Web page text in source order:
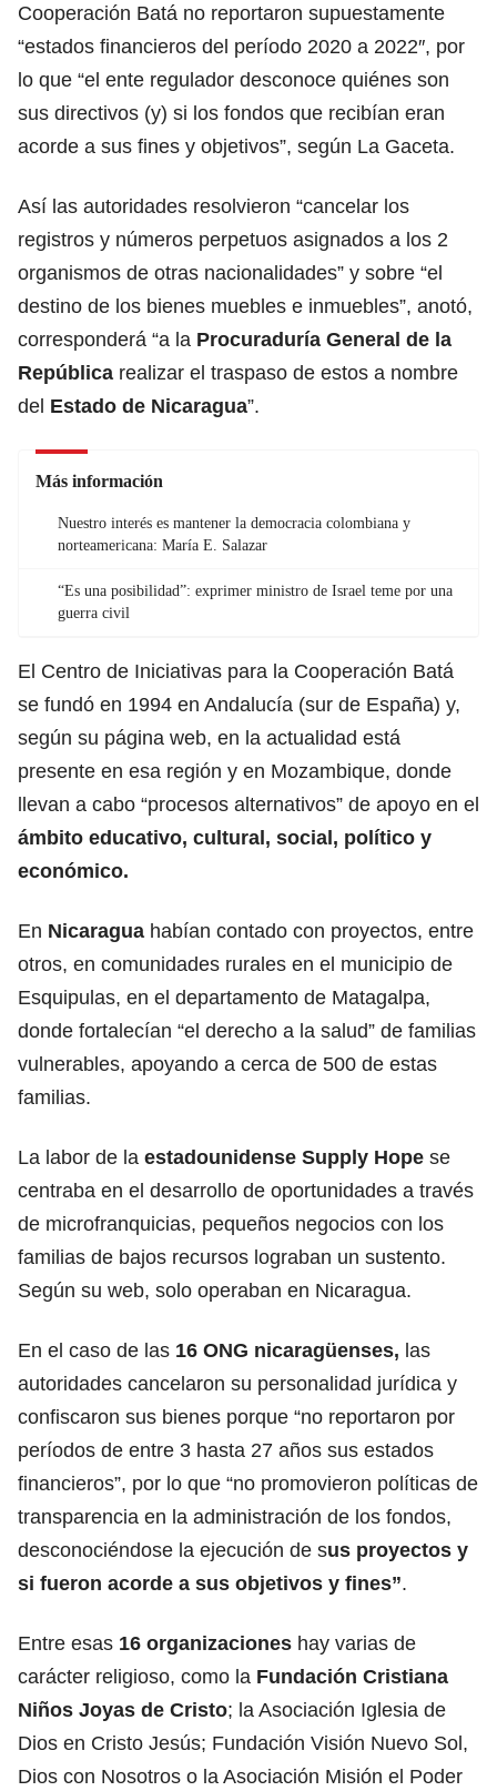
Cooperación Batá no reportaron supuestamente
“estados financieros del período 2020 a 2022″, por
lo que “el ente regulador desconoce quiénes son
sus directivos (y) si los fondos que recibían eran
acorde a sus fines y objetivos”, según La Gaceta.
Así las autoridades resolvieron “cancelar los
registros y números perpetuos asignados a los 2
organismos de otras nacionalidades” y sobre “el
destino de los bienes muebles e inmuebles”, anotó,
corresponderá “a la Procuraduría General de la
República realizar el traspaso de estos a nombre
del Estado de Nicaragua”.
Más información
Nuestro interés es mantener la democracia colombiana y
norteamericana: María E. Salazar
“Es una posibilidad”: exprimer ministro de Israel teme por una
guerra civil
El Centro de Iniciativas para la Cooperación Batá
se fundó en 1994 en Andalucía (sur de España) y,
según su página web, en la actualidad está
presente en esa región y en Mozambique, donde
llevan a cabo “procesos alternativos” de apoyo en el
ámbito educativo, cultural, social, político y
económico.
En Nicaragua habían contado con proyectos, entre
otros, en comunidades rurales en el municipio de
Esquipulas, en el departamento de Matagalpa,
donde fortalecían “el derecho a la salud” de familias
vulnerables, apoyando a cerca de 500 de estas
familias.
La labor de la estadounidense Supply Hope se
centraba en el desarrollo de oportunidades a través
de microfranquicias, pequeños negocios con los
familias de bajos recursos lograban un sustento.
Según su web, solo operaban en Nicaragua.
En el caso de las 16 ONG nicaragüenses, las
autoridades cancelaron su personalidad jurídica y
confiscaron sus bienes porque “no reportaron por
períodos de entre 3 hasta 27 años sus estados
financieros”, por lo que “no promovieron políticas de
transparencia en la administración de los fondos,
desconociéndose la ejecución de sus proyectos y
si fueron acorde a sus objetivos y fines”.
Entre esas 16 organizaciones hay varias de
carácter religioso, como la Fundación Cristiana
Niños Joyas de Cristo; la Asociación Iglesia de
Dios en Cristo Jesús; Fundación Visión Nuevo Sol,
Dios con Nosotros o la Asociación Misión el Poder